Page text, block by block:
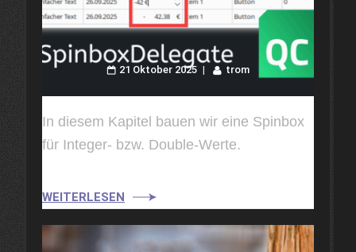
21 Oktober 2025 trom
In diesem Kapitel bauen wir eine Spinbox
für Integer- bzw. Double-Werte.
WEITERLESEN